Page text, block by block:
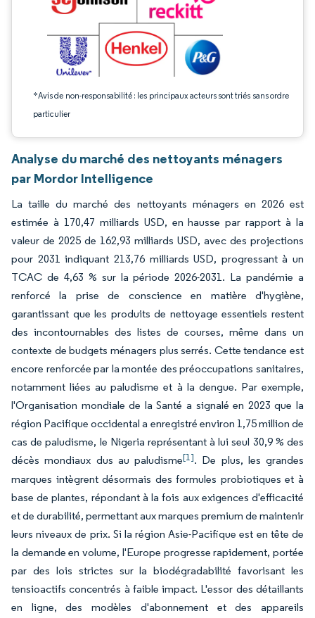
*Avis de non-responsabilité : les principaux acteurs sont triés sans ordre
particulier
Analyse du marché des nettoyants ménagers
par Mordor Intelligence
La taille du marché des nettoyants ménagers en 2026 est
estimée à 170,47 milliards USD, en hausse par rapport à la
valeur de 2025 de 162,93 milliards USD, avec des projections
pour 2031 indiquant 213,76 milliards USD, progressant à un
TCAC de 4,63 % sur la période 2026-2031. La pandémie a
renforcé la prise de conscience en matière d'hygiène,
garantissant que les produits de nettoyage essentiels restent
des incontournables des listes de courses, même dans un
contexte de budgets ménagers plus serrés. Cette tendance est
encore renforcée par la montée des préoccupations sanitaires,
notamment liées au paludisme et à la dengue. Par exemple,
l'Organisation mondiale de la Santé a signalé en 2023 que la
région Pacifique occidental a enregistré environ 1,75 million de
cas de paludisme, le Nigeria représentant à lui seul 30,9 % des
décès mondiaux dus au paludisme[1]. De plus, les grandes
marques intègrent désormais des formules probiotiques et à
base de plantes, répondant à la fois aux exigences d'efficacité
et de durabilité, permettant aux marques premium de maintenir
leurs niveaux de prix. Si la région Asie-Pacifique est en tête de
la demande en volume, l'Europe progresse rapidement, portée
par des lois strictes sur la biodégradabilité favorisant les
tensioactifs concentrés à faible impact. L'essor des détaillants
en ligne, des modèles d'abonnement et des appareils